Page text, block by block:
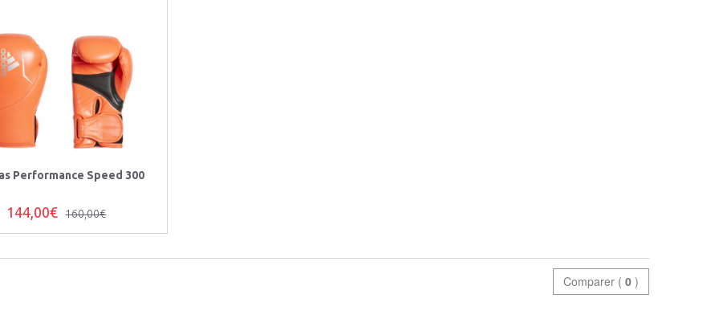
Performance Speed 300
144,00€ 160,00€
Comparer ( 0 )